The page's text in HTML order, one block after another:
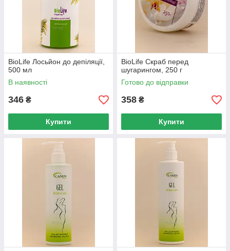
BioLife Лосьйон до депіляції,
500 мл
В наявності
346 ₴
Купити
BioLife Скраб перед
шугарингом, 250 г
Готово до відправки
358 ₴
Купити